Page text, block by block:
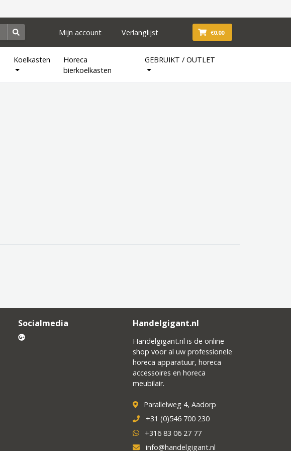
Mijn account Verlanglijst €0,00
Koelkasten
Horeca
bierkoelkasten
GEBRUIKT / OUTLET
Socialmedia Handelgigant.nl
Handelgigant.nl is de online
shop voor al uw professionele
horeca apparatuur, horeca
accessoires en horeca
meubilair.
Parallelweg 4, Aadorp
+31 (0)546 700 230
+316 83 06 27 77
info@handelgigant.nl